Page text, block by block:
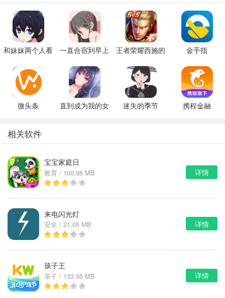
和妹妹两个人看
一直合宿到早上
王者荣耀西施的
金手指
微头条
直到成为我的女
迷失的季节
携程金融
相关软件
宝宝家庭日
教育 / 100.86 MB 详情
来电闪光灯
安全 / 21.05 MB 详情
孩子王
亲子 / 133.95 MB 详情